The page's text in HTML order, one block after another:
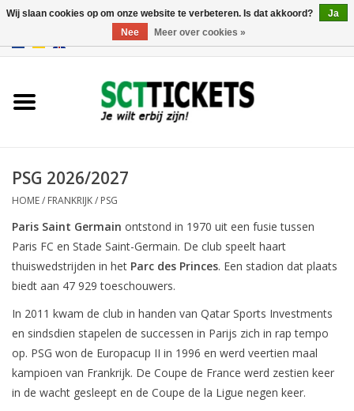
Frankrijk
PSG 2026/2027
HOME/ FRANKRIJK/ PSG
Paris Saint Germain ontstond in 1970 uit een fusie tussen
Paris FC en Stade Saint-Germain. De club speelt haart
thuiswedstrijden in het Parc des Princes. Een stadion dat plaats
biedt aan 47 929 toeschouwers.
In 2011 kwam de club in handen van Qatar Sports Investments
en sindsdien stapelen de successen in Parijs zich in rap tempo
op. PSG won de Europacup II in 1996 en werd veertien maal
kampioen van Frankrijk. De Coupe de France werd zestien keer
in de wacht gesleept en de Coupe de la Ligue negen keer.
Wij slaan cookies op om onze website te verbeteren. Is dat akkoord?
Ja
Nee
Meer over cookies »